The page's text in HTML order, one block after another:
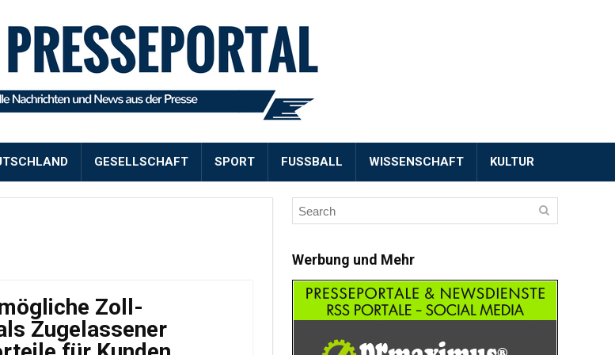
GESELLSCHAFT SPORT FUSSBALL WISSENSCHAFT KULTUR
Zoll-
Zugelassener
Werbung und Mehr